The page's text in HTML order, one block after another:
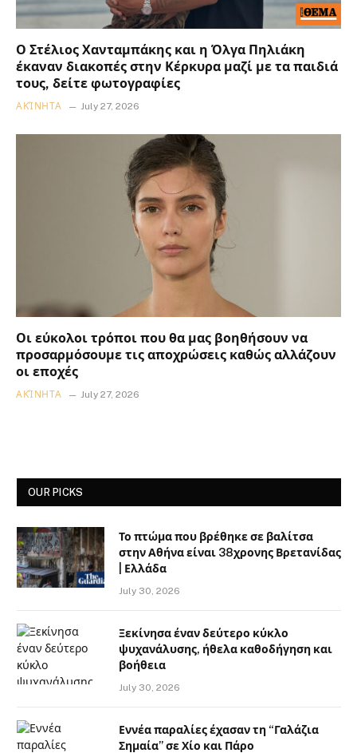
Ο Στέλιος Χανταμπάκης και η Όλγα Πηλιάκη
έκαναν διακοπές στην Κέρκυρα μαζί με τα παιδιά
τους, δείτε φωτογραφίες
ΑΚΊΝΗΤΑ July 27, 2026
Οι εύκολοι τρόποι που θα μας βοηθήσουν να
προσαρμόσουμε τις αποχρώσεις καθώς αλλάζουν
οι εποχές
ΑΚΊΝΗΤΑ July 27, 2026
OUR PICKS
Το πτώμα που βρέθηκε σε βαλίτσα
στην Αθήνα είναι 38χρονης Βρετανίδας
| Ελλάδα
July 30, 2026
Ξεκίνησα έναν δεύτερο κύκλο
ψυχανάλυσης, ήθελα καθοδήγηση και
βοήθεια
July 30, 2026
Εννέα παραλίες έχασαν τη “Γαλάζια
Σημαία” σε Χίο και Πάρο